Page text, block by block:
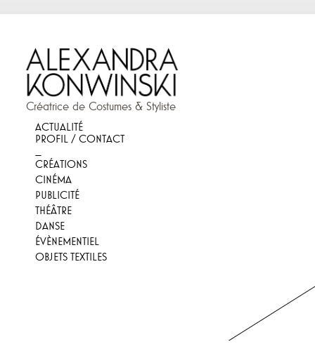
Créatrice de Costumes & Styliste
ACTUALITÉ
PROFIL / CONTACT
CRÉATIONS
CINÉMA
PUBLICITÉ
THÉÂTRE
DANSE
ÉVÈNEMENTIEL
OBJETS TEXTILES